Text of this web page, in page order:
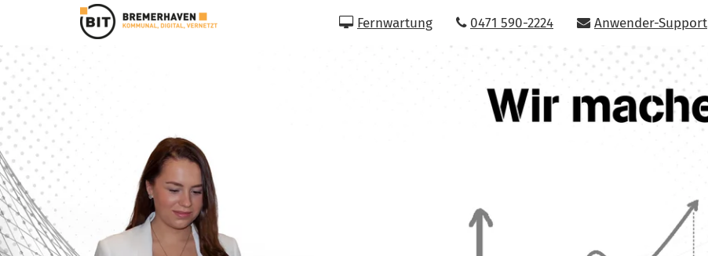
Zum Hauptinhalt springen Fernwartung 0471 590-2224 Anwender-Support